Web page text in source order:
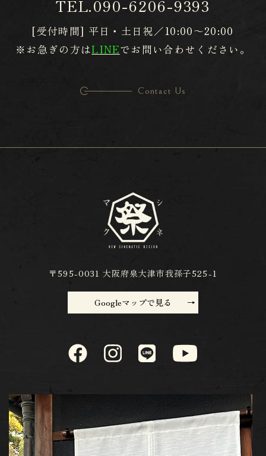
TEL.090-6206-9393
[受付時間] 平日・土日祝／10:00～20:00
※お急ぎの方はLINEでお問い合わせください。
Contact Us
〒595-0031 大阪府泉大津市我孫子525-1
Googleマップで見る